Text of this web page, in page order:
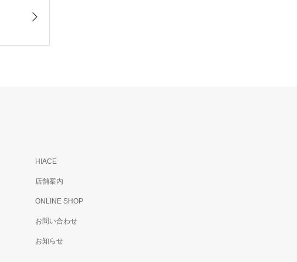
HIACE
店舗案内
ONLINE SHOP
お問い合わせ
お知らせ